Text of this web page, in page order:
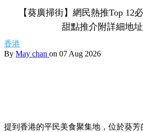
【葵廣掃街】網民熱推Top 12
甜點推介附詳細地
香港
By May chan on 07 Aug 2026
提到香港的平民美食聚集地，位於葵